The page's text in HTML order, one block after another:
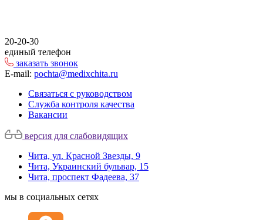
20-20-30
единый телефон
заказать звонок
E-mail: pochta@medixchita.ru
Связаться с руководством
Служба контроля качества
Вакансии
версия для слабовидящих
Чита, ул. Красной Звезды, 9
Чита, Украинский бульвар, 15
Чита, проспект Фадеева, 37
мы в социальных сетях